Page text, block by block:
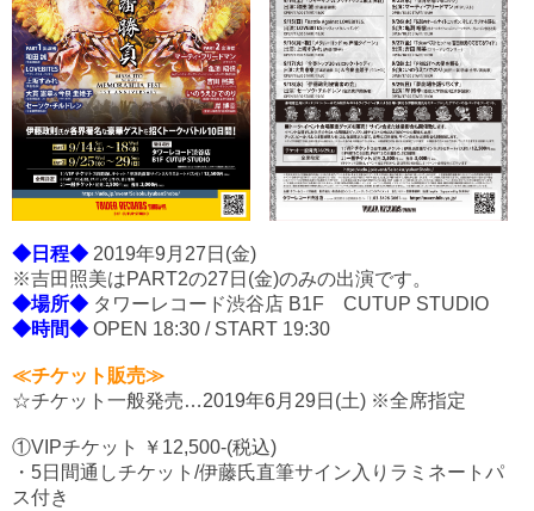
◆日程◆ 2019年9月27日(金)
※吉田照美はPART2の27日(金)のみの出演です。
◆場所◆ タワーレコード渋谷店 B1F CUTUP STUDIO
◆時間◆ OPEN 18:30 / START 19:30
≪チケット販売≫
☆チケット一般発売…2019年6月29日(土) ※全席指定
①VIPチケット ￥12,500-(税込)
・5日間通しチケット/伊藤氏直筆サイン入りラミネートパ
ス付き